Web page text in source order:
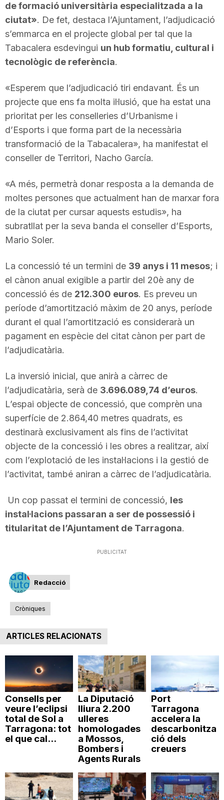
r
o
de formació universitària especialitzada a la
ciutat». De fet, destaca l’Ajuntament, l’adjudicació
s’emmarca en el projecte global per tal que la
Tabacalera esdevingui un hub formatiu, cultural i
tecnològic de referència.
«Esperem que l’adjudicació tiri endavant. És un
projecte que ens fa molta il·lusió, que ha estat una
prioritat per les conselleries d’Urbanisme i
d’Esports i que forma part de la necessària
transformació de la Tabacalera», ha manifestat el
conseller de Territori, Nacho García.
«A més, permetrà donar resposta a la demanda de
moltes persones que actualment han de marxar fora
de la ciutat per cursar aquests estudis», ha
subratllat per la seva banda el conseller d’Esports,
Mario Soler.
La concessió té un termini de 39 anys i 11 mesos; i
el cànon anual exigible a partir del 20è any de
concessió és de 212.300 euros. Es preveu un
període d’amortització màxim de 20 anys, període
durant el qual l’amortització es considerarà un
pagament en espècie del citat cànon per part de
l’adjudicatària.
La inversió inicial, que anirà a càrrec de
l’adjudicatària, serà de 3.696.089,74 d’euros.
L’espai objecte de concessió, que comprèn una
superfície de 2.864,40 metres quadrats, es
destinarà exclusivament als fins de l’activitat
objecte de la concessió i les obres a realitzar, així
com l’explotació de les instal·lacions i la gestió de
l’activitat, també aniran a càrrec de l’adjudicatària.
Un cop passat el termini de concessió, les
instal·lacions passaran a ser de possessió i
titularitat de l’Ajuntament de Tarragona.
PUBLICITAT
Redacció
Cròniques
ARTICLES RELACIONATS
Consells per
veure l’eclipsi
total de Sol a
Tarragona: tot
el que cal...
La Diputació
lliura 2.200
ulleres
homologades
a Mossos,
Bombers i
Agents Rurals
Port
Tarragona
accelera la
descarbonitza
ció dels
creuers